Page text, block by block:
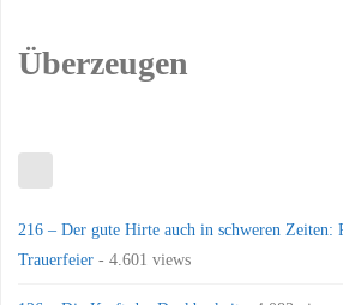
Überzeugen
216 – Der gute Hirte auch in schweren Zeiten:
Trauerfeier - 4.601 views